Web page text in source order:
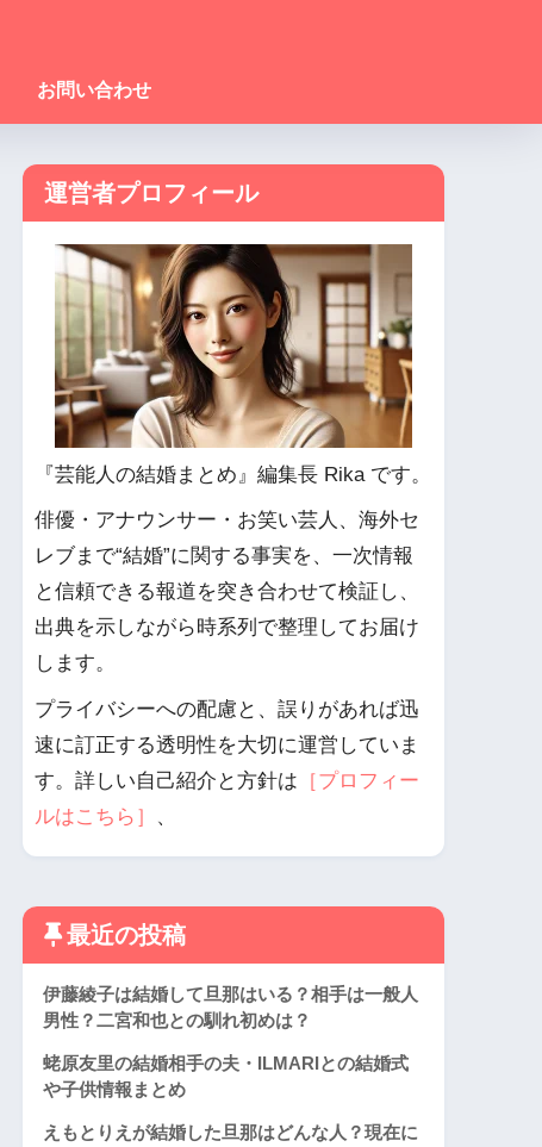
お問い合わせ
運営者プロフィール
『芸能人の結婚まとめ』編集長 Rika です。
俳優・アナウンサー・お笑い芸人、海外セ
レブまで“結婚”に関する事実を、一次情報
と信頼できる報道を突き合わせて検証し、
出典を示しながら時系列で整理してお届け
します。
プライバシーへの配慮と、誤りがあれば迅
速に訂正する透明性を大切に運営していま
す。詳しい自己紹介と方針は ［プロフィー
ルはこちら］
、
最近の投稿
伊藤綾子は結婚して旦那はいる？相手は一般人
男性？二宮和也との馴れ初めは？
蛯原友里の結婚相手の夫・ILMARIとの結婚式
や子供情報まとめ
えもとりえが結婚した旦那はどんな人？現在に